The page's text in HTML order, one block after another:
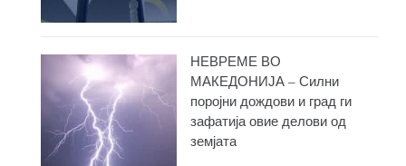
НЕВРЕМЕ ВО
МАКЕДОНИЈА – Силни
поројни дождови и град ги
зафатија овие делови од
земјата